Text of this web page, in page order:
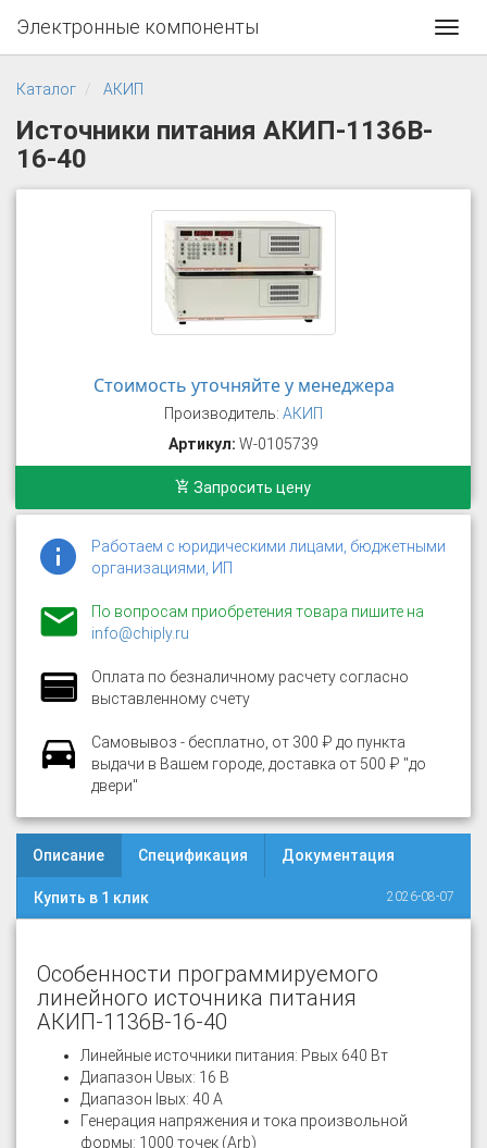
Электронные компоненты
Каталог АКИП
Источники питания АКИП-1136B-
16-40
Стоимость уточняйте у менеджера
Производитель: АКИП
Артикул: W-0105739
Запросить цену
Работаем с юридическими лицами, бюджетными
организациями, ИП
По вопросам приобретения товара пишите на
info@chiply.ru
Оплата по безналичному расчету согласно
выставленному счету
Самовывоз - бесплатно, от 300 ₽ до пункта
выдачи в Вашем городе, доставка от 500 ₽ "до
двери"
Описание Спецификация Документация
Купить в 1 клик 2026-08-07
Особенности программируемого
линейного источника питания
АКИП-1136B-16-40
Линейные источники питания: Pвых 640 Вт
Диапазон Uвых: 16 В
Диапазон Iвых: 40 A
Генерация напряжения и тока произвольной
формы: 1000 точек (Arb)